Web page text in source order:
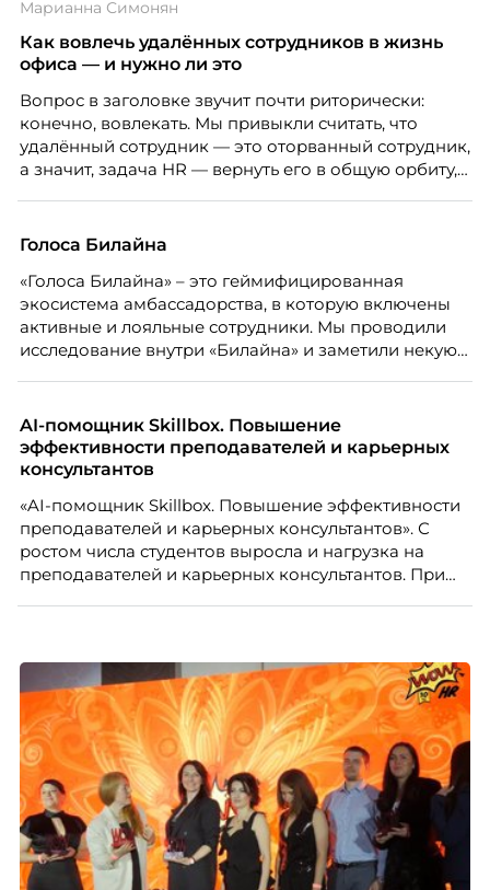
Проблема в том, что так мы измеряем не ценность,
а движение. А творческая работа — это тот редкий
случай, где движение и результат могут не
Марианна Симонян
Как вовлечь удалённых сотрудников в жизнь
офиса — и нужно ли это
Вопрос в заголовке звучит почти риторически:
конечно, вовлекать. Мы привыкли считать, что
удалённый сотрудник — это оторванный сотрудник,
а значит, задача HR — вернуть его в общую орбиту,
вовлечения, стоит остановиться на неудобном
подсказывает интуиция. Автор свежего выпуска
Марианна Симонян — HR Tech лидер, эксперт по
People Analytics, приглашённый лектор НИУ ВШЭ и
МИФИ, автор книги «Дао женской карьеры».
Голоса Билайна
«Голоса Билайна» – это геймифицированная
экосистема амбассадорства, в которую включены
активные и лояльные сотрудники. Мы проводили
исследование внутри «Билайна» и заметили некую
благодарности и публичного признания.
AI-помощник Skillbox. Повышение
эффективности преподавателей и карьерных
консультантов
«AI-помощник Skillbox. Повышение эффективности
преподавателей и карьерных консультантов». С
ростом числа студентов выросла и нагрузка на
преподавателей и карьерных консультантов. При
процессы, сохранить качество поддержки и
масштабироваться без роста команды. Так и
появился AI-помощник, встроенный в платформу
Skillbox.